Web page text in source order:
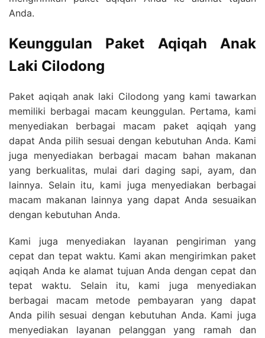
Anda.
Keunggulan Paket Aqiqah Anak
Laki Cilodong
Paket aqiqah anak laki Cilodong yang kami tawarkan
memiliki berbagai macam keunggulan. Pertama, kami
menyediakan berbagai macam paket aqiqah yang
dapat Anda pilih sesuai dengan kebutuhan Anda. Kami
juga menyediakan berbagai macam bahan makanan
yang berkualitas, mulai dari daging sapi, ayam, dan
lainnya. Selain itu, kami juga menyediakan berbagai
macam makanan lainnya yang dapat Anda sesuaikan
dengan kebutuhan Anda.
Kami juga menyediakan layanan pengiriman yang
cepat dan tepat waktu. Kami akan mengirimkan paket
aqiqah Anda ke alamat tujuan Anda dengan cepat dan
tepat waktu. Selain itu, kami juga menyediakan
berbagai macam metode pembayaran yang dapat
Anda pilih sesuai dengan kebutuhan Anda. Kami juga
menyediakan layanan pelanggan yang ramah dan